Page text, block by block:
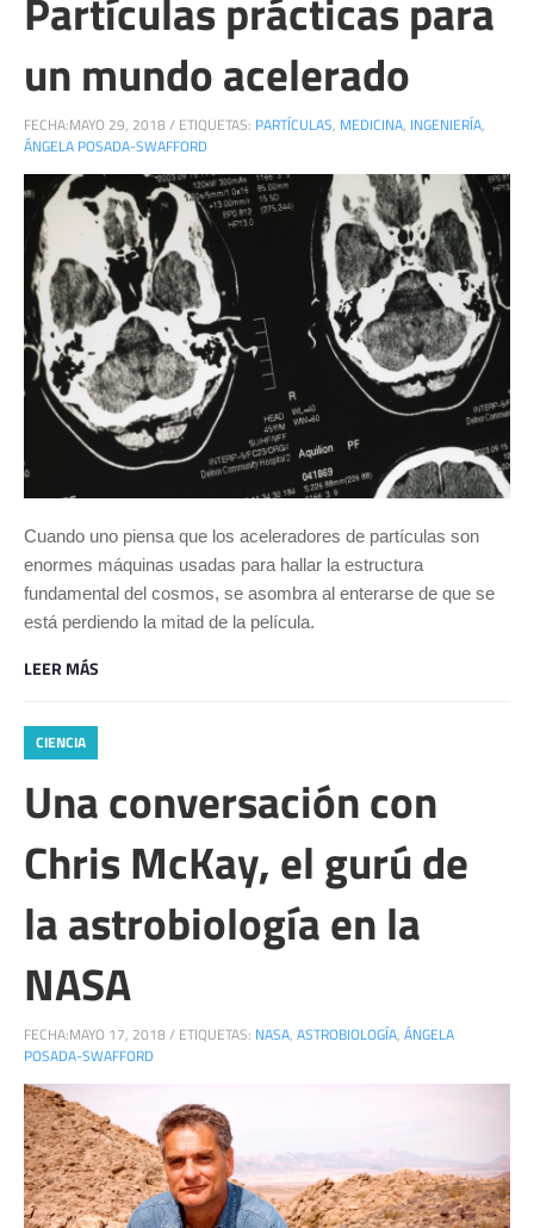
un mundo acelerado
FECHA:MAYO 29, 2018/ ETIQUETAS: PARTÍCULAS, MEDICINA, INGENIERÍA,
ÁNGELA POSADA-SWAFFORD
Cuando uno piensa que los aceleradores de partículas son
enormes máquinas usadas para hallar la estructura
fundamental del cosmos, se asombra al enterarse de que se
está perdiendo la mitad de la película.
LEER MÁS
CIENCIA
Una conversación con
Chris McKay, el gurú de
la astrobiología en la
NASA
FECHA:MAYO 17, 2018/ ETIQUETAS: NASA, ASTROBIOLOGÍA, ÁNGELA
POSADA-SWAFFORD